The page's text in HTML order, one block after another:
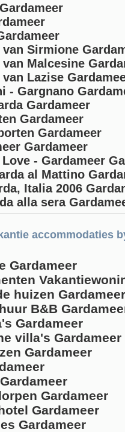
Sirmione
Malcesine
Lazise
- Gargnano
Gardameer
Gardameer
Gardameer
Gardameer
- Gardameer
al Mattino
Italia 2006
alla sera
accommodaties
Gardameer
huizen Gardameer
B&B
Gardameer
villa's Gardameer
Gardameer
Gardameer
Gardameer
Gardameer